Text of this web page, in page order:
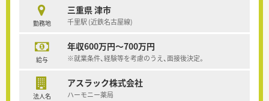
勤務地
三重県 津市
千里駅 (近鉄名古屋線)
給与
年収600万円～700万円
※就業条件、経験等を考慮のうえ、面接後決定。
法人名
アスラック株式会社
ハーモニー薬局